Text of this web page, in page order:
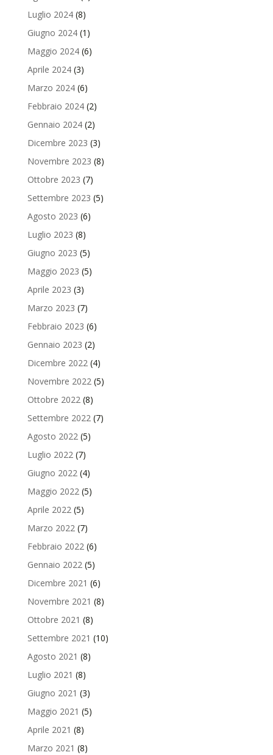
Luglio 2024(8)
Giugno 2024(1)
Maggio 2024(6)
Aprile 2024(3)
Marzo 2024(6)
Febbraio 2024(2)
Gennaio 2024(2)
Dicembre 2023 (3)
Novembre 2023 (8)
Ottobre 2023 (7)
Settembre 2023 (5)
Agosto 2023 (6)
Luglio 2023 (8)
Giugno 2023 (5)
Maggio 2023 (5)
Aprile 2023 (3)
Marzo 2023 (7)
Febbraio 2023 (6)
Gennaio 2023 (2)
Dicembre 2022(4)
Novembre 2022(5)
Ottobre 2022(8)
Settembre 2022(7)
Agosto 2022(5)
Luglio 2022(7)
Giugno 2022(4)
Maggio 2022(5)
Aprile 2022(5)
Marzo 2022(7)
Febbraio 2022(6)
Gennaio 2022(5)
Dicembre 2021 (6)
Novembre 2021 (8)
Ottobre 2021 (8)
Settembre 2021 (10)
Agosto 2021 (8)
Luglio 2021 (8)
Giugno 2021 (3)
Maggio 2021 (5)
Aprile 2021 (8)
Marzo 2021 (8)